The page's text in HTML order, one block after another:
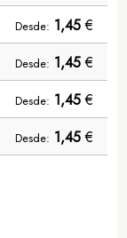
Desde: 1,45€
Desde: 1,45€
Desde: 1,45€
Desde: 1,45€